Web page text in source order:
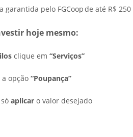
garantida pelo FGCoop de até R$
hoje mesmo:
clique em “Serviços”
a opção “Poupança”
aplicaro valor desejado